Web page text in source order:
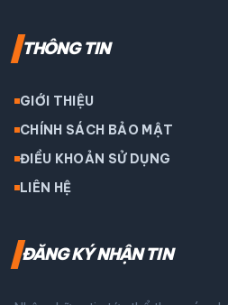
THÔNG TIN
GIỚI THIỆU
CHÍNH SÁCH BẢO MẬT
ĐIỀU KHOẢN SỬ DỤNG
LIÊN HỆ
ĐĂNG KÝ NHẬN TIN